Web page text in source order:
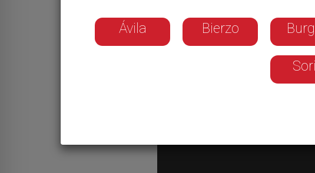
Ávila Bierzo